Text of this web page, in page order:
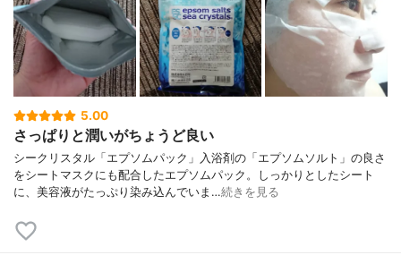
5.00
さっぱりと潤いがちょうど良い
シークリスタル「エプソムパック」入浴剤の「エプソムソルト」の良さ
をシートマスクにも配合したエプソムパック。しっかりとしたシート
に、美容液がたっぷり染み込んでいま…続きを見る